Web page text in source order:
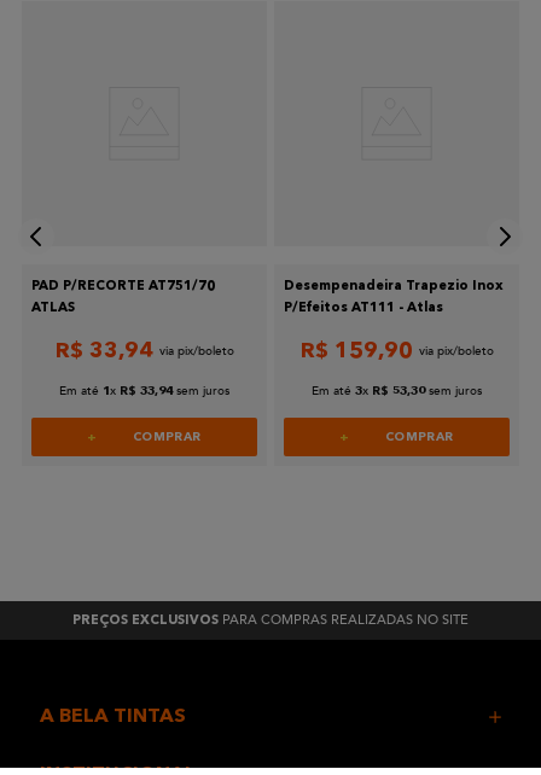
PAD P/RECORTE AT751/70
ATLAS
R$ 33,94
Em até 1 x R$ 33,94 sem juros
COMPRAR
Desempenadeira Trapezio Inox
P/Efeitos AT111 - Atlas
R$ 159,90
Em até 3x R$ 53,30 sem juros
COMPRAR
PREÇOS EXCLUSIVOS PARA COMPRAS REALIZADAS NO SITE
A BELA TINTAS